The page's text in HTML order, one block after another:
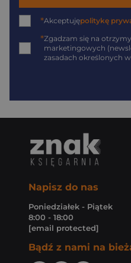
*Akceptujępolitykę
*Zgadzam się na
marketingowych
zasadach określonych w
Napisz do nas
Poniedziałek - Piątek
8:00 - 18:00
[email protected]
Bądź z nami na